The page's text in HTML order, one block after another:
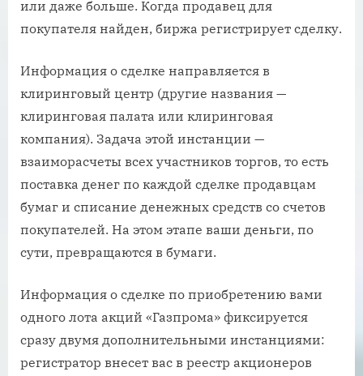
или даже больше. Когда продавец для
покупателя найден, биржа регистрирует сделку.
Информация о сделке направляется в
клиринговый центр (другие названия —
клиринговая палата или клиринговая
компания). Задача этой инстанции —
взаиморасчеты всех участников торгов, то есть
поставка денег по каждой сделке продавцам
бумаг и списание денежных средств со счетов
покупателей. На этом этапе ваши деньги, по
сути, превращаются в бумаги.
Информация о сделке по приобретению вами
одного лота акций «Газпрома» фиксируется
сразу двумя дополнительными инстанциями:
регистратор внесет вас в реестр акционеров